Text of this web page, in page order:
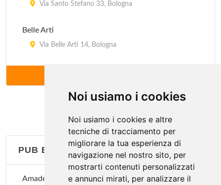
Noi usiamo i cookies
Noi usiamo i cookies e altre
tecniche di tracciamento per
migliorare la tua esperienza di
navigazione nel nostro sito, per
mostrarti contenuti personalizzati
e annunci mirati, per analizzare il
Via Santo Stefano 33, Bologna
Belle Arti
Via Belle Arti 14, Bologna
via Porrettana 423, Sasso Marconi
Via Caduti di Cefalonia 5, Bologna
Bully
Piazza dell'Unità 16, Bologna
PUB BIRRERIE
Amadeus